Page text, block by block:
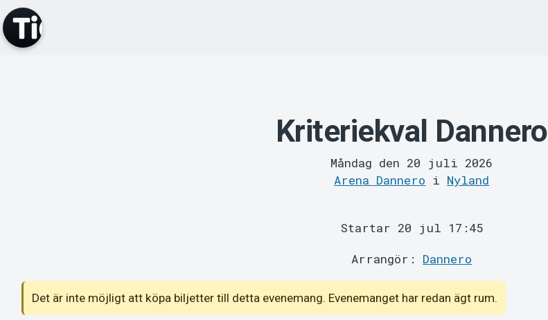
Kriteriekval Dannero
Måndag den 20 juli 2026
Arena Dannero i Nyland
Startar 20 jul 17:45
Arrangör: Dannero
Det är inte möjligt att köpa biljetter till detta evenemang. Evenemanget har redan ägt rum.